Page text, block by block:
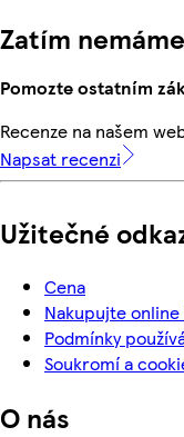
Zatím
Pomozte ostatním
Recenze na našem
Napsat recenzi
Užitečné
Cena
Nakupujte
Podmínky
Soukromí a
O nás